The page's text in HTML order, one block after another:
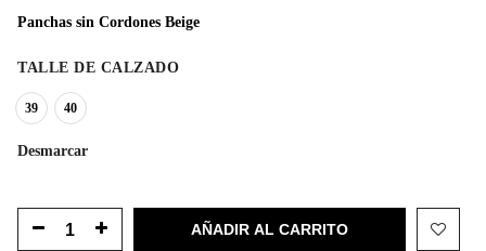
original
$1.499.
actual
Panchas sin Cordones Beige
TALLE DE CALZADO
39 40
Desmarcar
AÑADIR AL CARRITO